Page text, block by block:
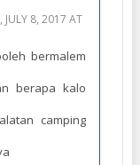
JULY 8, 2017 AT
bermalem
berapa kalo
camping